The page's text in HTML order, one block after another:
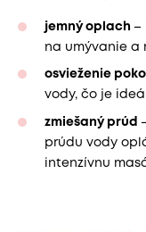
jemný oplach –
na umývanie a
osvieženie
vody, čo je
zmiešaný prúd
prúdu vody
intenzívnu